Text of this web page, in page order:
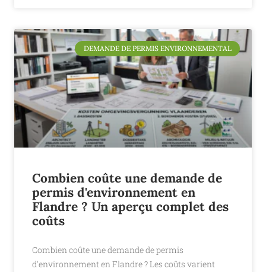
DEMANDE DE PERMIS ENVIRONNEMENTAL
Combien coûte une demande de
permis d'environnement en
Flandre ? Un aperçu complet des
coûts
Combien coûte une demande de permis
d'environnement en Flandre ? Les coûts varient